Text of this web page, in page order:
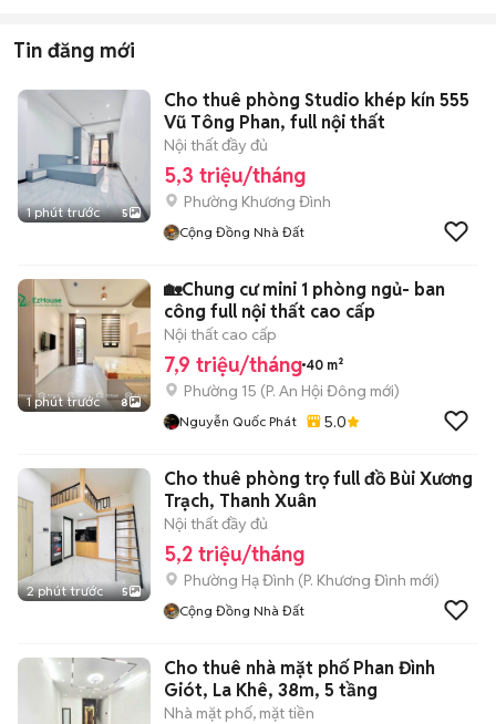
Tin đăng mới
1 phút trước 5
Cho thuê phòng Studio khép kín 555
Vũ Tông Phan, full nội thất
Nội thất đầy đủ
5,3 triệu/tháng
Phường Khương Đình
Cộng Đồng Nhà Đất
1 phút trước 8
🏡Chung cư mini 1 phòng ngủ- ban
công full nội thất cao cấp
Nội thất cao cấp
7,9 triệu/tháng 40 m²
Phường 15 (P. An Hội Đông mới)
Nguyễn Quốc Phát 5.0
2 phút trước 5
Cho thuê phòng trọ full đồ Bùi Xương
Trạch, Thanh Xuân
Nội thất đầy đủ
5,2 triệu/tháng
Phường Hạ Đình (P. Khương Đình mới)
Cộng Đồng Nhà Đất
Cho thuê nhà mặt phố Phan Đình
Giót, La Khê, 38m, 5 tầng
Nhà mặt phố, mặt tiền